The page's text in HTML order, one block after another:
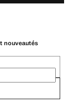
nouveautés